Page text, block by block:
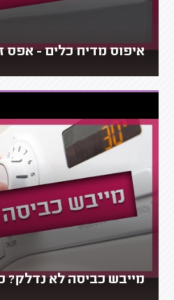
איפוס מדיח כלים -
מייבש כביסה לא נדלק?